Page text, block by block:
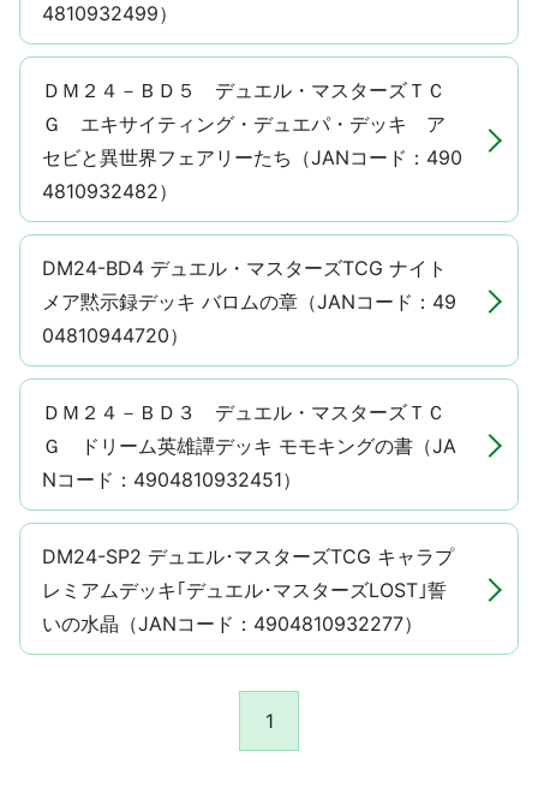
4810932499）
ＤＭ２４－ＢＤ５ デュエル・マスターズＴＣ
Ｇ エキサイティング・デュエパ・デッキ ア
セビと異世界フェアリーたち（JANコード：490
4810932482）
DM24-BD4 デュエル・マスターズTCG ナイト
メア黙示録デッキ バロムの章（JANコード：49
04810944720）
ＤＭ２４－ＢＤ３ デュエル・マスターズＴＣ
Ｇ ドリーム英雄譚デッキ モモキングの書（JA
Nコード：4904810932451）
DM24-SP2 デュエル･マスターズTCG キャラプ
レミアムデッキ｢デュエル･マスターズLOST｣誓
いの水晶（JANコード：4904810932277）
1